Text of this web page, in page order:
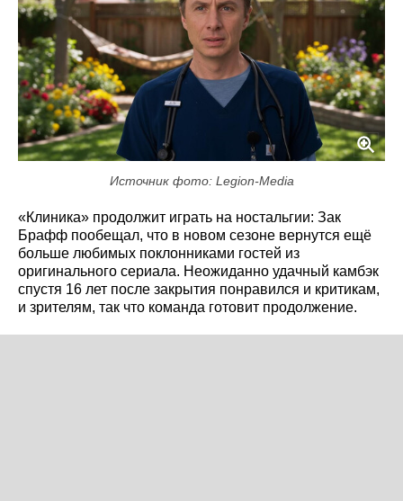
Источник фото: Legion-Media
«Клиника» продолжит играть на ностальгии: Зак
Брафф пообещал, что в новом сезоне вернутся ещё
больше любимых поклонниками гостей из
оригинального сериала. Неожиданно удачный камбэк
спустя 16 лет после закрытия понравился и критикам,
и зрителям, так что команда готовит продолжение.